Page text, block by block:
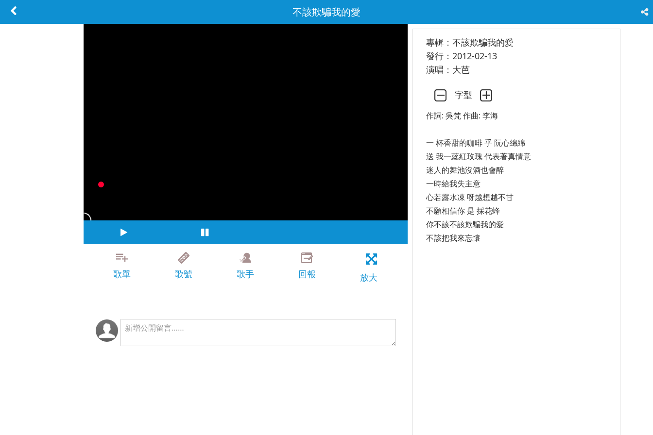
不該欺騙我的愛
歌單 歌號 歌手 回報 放大
專輯：不該欺騙我的愛
發行：2012-02-13
演唱：大芭
字型
作詞: 吳梵 作曲: 李海
一 杯香甜的咖啡 乎 阮心綿綿
送 我一蕊紅玫瑰 代表著真情意
迷人的舞池沒酒也會醉
一時給我失主意
心若露水凍 呀越想越不甘
不願相信你 是 採花蜂
你不該不該欺騙我的愛
不該把我來忘懷